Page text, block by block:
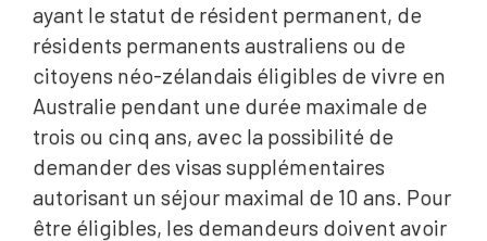
ayant le statut de résident permanent, de
résidents permanents australiens ou de
citoyens néo-zélandais éligibles de vivre en
Australie pendant une durée maximale de
trois ou cinq ans, avec la possibilité de
demander des visas supplémentaires
autorisant un séjour maximal de 10 ans. Pour
être éligibles, les demandeurs doivent avoir